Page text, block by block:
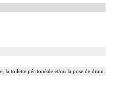
la toilette péritonéale et/ou la pose de drain.
pose de drain.